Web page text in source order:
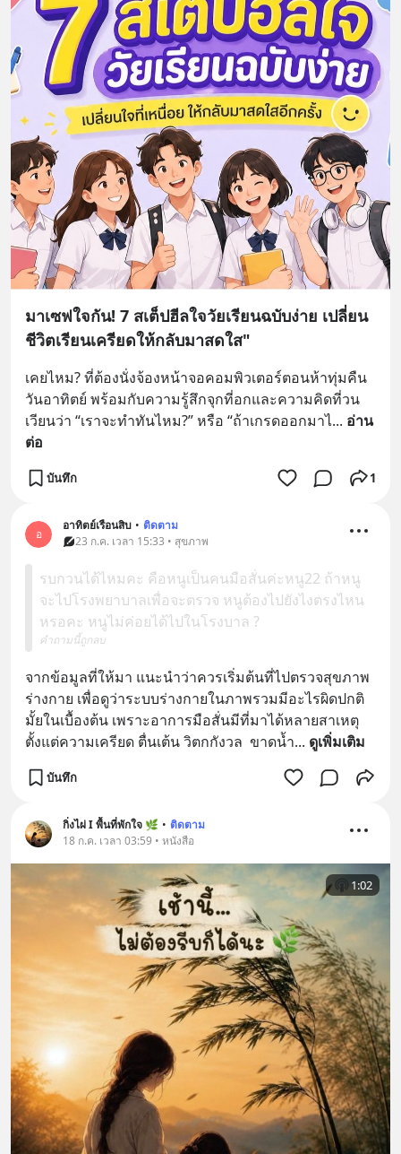
มาเซฟใจกัน! 7 สเต็ปฮีลใจวัยเรียนฉบับง่าย เปลี่ยน
ชีวิตเรียนเครียดให้กลับมาสดใส"
เคยไหม? ที่ต้องนั่งจ้องหน้าจอคอมพิวเตอร์ตอนห้าทุ่มคืน
วันอาทิตย์ พร้อมกับความรู้สึกจุกที่อกและความคิดที่วน
เวียนว่า “เราจะทำทันไหม?” หรือ “ถ้าเกรดออกมาไ... อ่าน
ต่อ
บันทึก 1
อ
อาทิตย์เรือนสิบ • ติดตาม
23 ก.ค. เวลา 15:33 • สุขภาพ
รบกวนได้ไหมคะ คือหนูเป็นคนมือสั่นค่ะหนู22 ถ้าหนู
จะไปโรงพยาบาลเพื่อจะตรวจ หนูต้องไปยังไงตรงไหน
หรอคะ หนูไม่ค่อยได้ไปในโรงบาล ?
คำถามนี้ถูกลบ
จากข้อมูลที่ให้มา แนะนำว่าควรเริ่มต้นที่ไปตรวจสุขภาพ
ร่างกาย เพื่อดูว่าระบบร่างกายในภาพรวมมีอะไรผิดปกติ
มั้ยในเบื้องต้น เพราะอาการมือสั่นมีที่มาได้หลายสาเหตุ
ตั้งแต่ความเครียด ตื่นเต้น วิตกกังวล  ขาดน้ำ... ดูเพิ่มเติม
บันทึก
กิ่งไผ่ I พื้นที่พักใจ 🌿 • ติดตาม
18 ก.ค. เวลา 03:59 • หนังสือ
1:02